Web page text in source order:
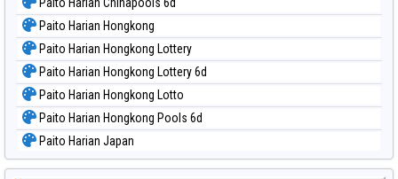
Paito Harian Hongkong
Paito Harian Hongkong Lottery
Paito Harian Hongkong Lottery 6d
Paito Harian Hongkong Lotto
Paito Harian Hongkong Pools 6d
Paito Harian Japan
Paito Harian Japan 6d